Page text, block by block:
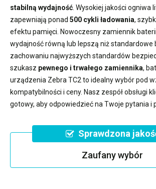
stabilną wydajność . Wysokiej jakości ogniwa
zapewniają ponad 500 cykli ładowania,
efektu pamięci. Nowoczesny zamiennik baterii
wydajność równą lub lepszą niż standardowe
zachowaniu najwyższych standardów
szukasz pewnego i trwałego zamiennika,
urządzenia Zebra TC2 to idealny wybór pod
kompatybilności i ceny. Nasz zespół obsługi
gotowy, aby odpowiedzieć na Twoje pytania i
Sprawdzona
Zaufany wybór